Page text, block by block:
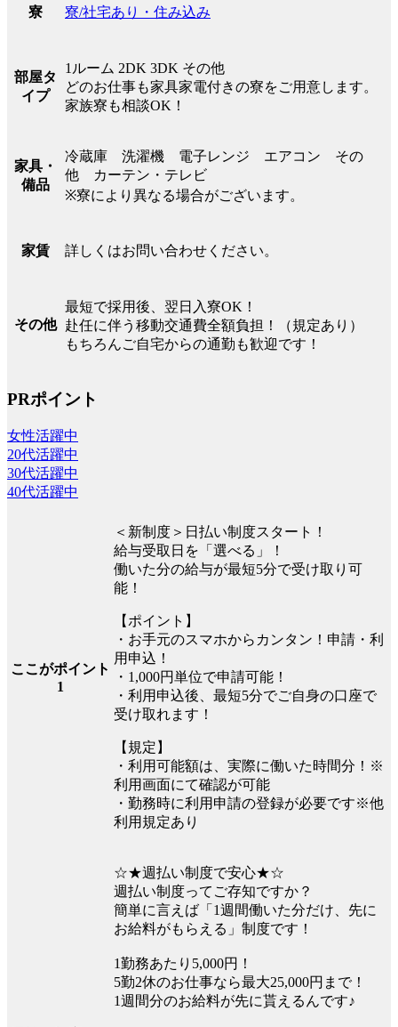
寮 寮/社宅あり・住み込み
部屋タ
イプ
1ルーム 2DK 3DK その他
どのお仕事も家具家電付きの寮をご用意します。
家族寮も相談OK！
家具・
備品
冷蔵庫 洗濯機 電子レンジ エアコン その
他 カーテン・テレビ
※寮により異なる場合がございます。
家賃 詳しくはお問い合わせください。
その他
最短で採用後、翌日入寮OK！
赴任に伴う移動交通費全額負担！（規定あり）
もちろんご自宅からの通勤も歓迎です！
PRポイント
女性活躍中
20代活躍中
30代活躍中
40代活躍中
ここがポイント
1
＜新制度＞日払い制度スタート！
給与受取日を「選べる」！
働いた分の給与が最短5分で受け取り可
能！
【ポイント】
・お手元のスマホからカンタン！申請・利
用申込！
・1,000円単位で申請可能！
・利用申込後、最短5分でご自身の口座で
受け取れます！
【規定】
・利用可能額は、実際に働いた時間分！※
利用画面にて確認が可能
・勤務時に利用申請の登録が必要です※他
利用規定あり
☆★週払い制度で安心★☆
週払い制度ってご存知ですか？
簡単に言えば「1週間働いた分だけ、先に
お給料がもらえる」制度です！
1勤務あたり5,000円！
5勤2休のお仕事なら最大25,000円まで！
1週間分のお給料が先に貰えるんです♪